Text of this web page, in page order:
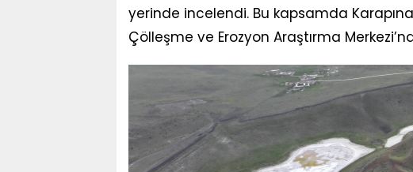
yerinde incelendi. Bu kapsamda
Çölleşme ve Erozyon Araştırma